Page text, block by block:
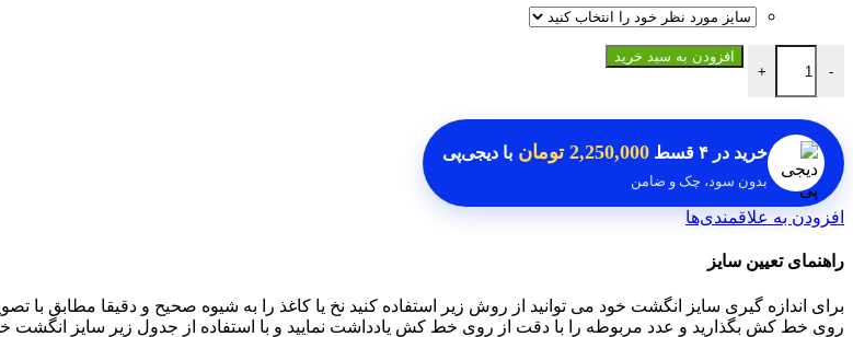
-
انگشتر در نجف اصل عدد
+
افزودن به سبد خرید
خرید در ۴ قسط 2,250,000 تومان با دیجی‌پی
بدون سود، چک و ضامن
افزودن به علاقمندی‌ها
راهنمای تعیین سایز
برای اندازه گیری سایز انگشت خود می توانید از روش زیر استفاده کنید نخ یا کاغذ را به شیوه صحیح و دقیقا مطابق با
روی خط کش بگذارید و عدد مربوطه را با دقت از روی خط کش یادداشت نمایید و با استفاده از جدول زیر سایز انگشت